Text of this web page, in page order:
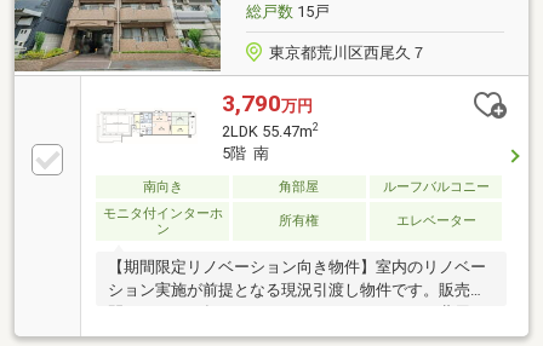
総戸数15戸
東京都荒川区西尾久７
3,790万円
2LDK 55.47m2
5階 南
南向き 角部屋
ルーフバルコニー
モニタ付インターホ
ン
所有権 エレベーター
【期間限定リノベーション向き物件】室内のリノベー
ション実施が前提となる現況引渡し物件です。販売期
間：２０２６年９月２８日までリノベーション費用は
お客さま負担となります。○JR高崎線、宇都宮線「尾